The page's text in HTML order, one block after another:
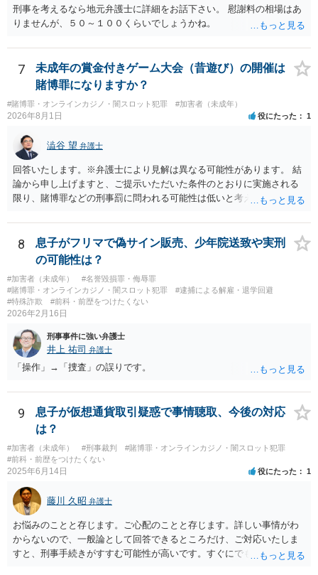
刑事を考えるなら地元弁護士に詳細をお話下さい。 慰謝料の相場はあ
りませんが、５０～１００くらいでしょうかね。
7
未成年の賞金付きゲーム大会（昔遊び）の開催は
賭博罪になりますか？
#賭博罪・オンラインカジノ・闇スロット犯罪 #加害者（未成年）
2026年8月1日 役にたった 1
澁谷 望 弁護士
回答いたします。※弁護士により見解は異なる可能性があります。 結
論から申し上げますと、ご提示いただいた条件のとおりに実施される
限り、賭博罪などの刑事罰に問われる可能性は低いと考えられます
答】 賭博罪は、参加者が互いに財物を賭けてその得喪を争う場合に成
立します。 質問者様がご自身のポケットマネーから懸賞として賞金を
出し、参加者からの参加費が全額会場レンタル費用に充てられて賞金
原資と完全に分離されている場合、参加者が自らの財物を失うリスク
が存在しないため賭博罪には該当しないとする見解が一般的です。ま
た、利益を得る目的もないため賭博場開帳図利罪も成立しないと考え
られます。 【質問2への回答】 刑事上の問題は生じにくいものの、民
は事業者が顧客を誘引するためのものではないため対象外と考えられ
ますが、自治会館の利用規約（目的外利用や金銭徴収の可否など）へ
の抵触が問題となることがあります。 【質問3への回答】 主催者とし
とを明確にしておくことが大切です。また、自治会館の管理者に対
し、参加費の集金を含む利用目的を事前に正確に伝えて了解を得てお
8
息子がフリマで偽サイン販売、少年院送致や実刑
の可能性は？
#加害者（未成年）
#名誉毀損罪・侮辱罪
#賭博罪・オンラインカジノ・闇スロット犯罪
#逮捕による解雇・退学回避
#特殊詐欺
#前科・前歴をつけたくない
2026年2月16日
刑事事件に強い弁護士
井上 祐司 弁護士
「操作」→「捜査」の誤りです。
9
息子が仮想通貨取引疑惑で事情聴取、今後の対応
は？
#加害者（未成年） #刑事裁判
#賭博罪・オンラインカジノ・闇スロット犯罪
#前科・前歴をつけたくない
2025年6月14日 役にたった 1
藤川 久昭 弁護士
お悩みのことと存じます。ご心配のことと存じます。詳しい事情がわ
からないので、一般論として回答できるところだけ、ご対応いたしま
すと、刑事手続きがすすむ可能性が高いです。すぐにでも弁護士に直